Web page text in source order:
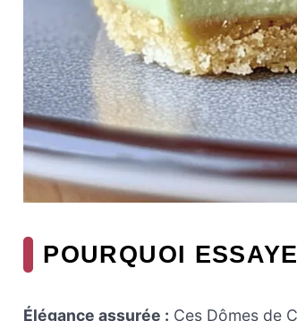
POURQUOI
Élégance assurée : Ces Dômes de